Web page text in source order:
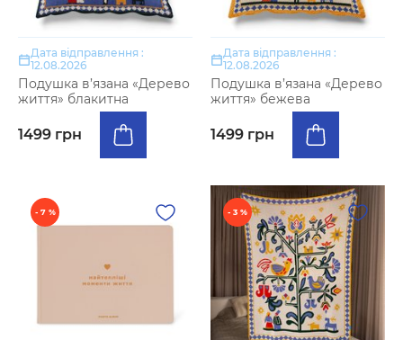
Дата відправлення :
12.08.2026
Подушка в’язана «Дерево
життя» блакитна
1499 грн
Дата відправлення :
12.08.2026
Подушка в’язана «Дерево
життя» бежева
1499 грн
- 7 % - 3 %